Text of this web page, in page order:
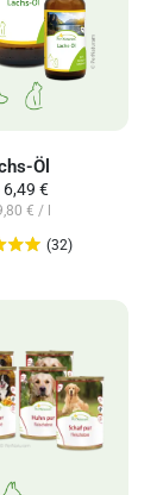
Öl
6,49 €
€ / l
(32)